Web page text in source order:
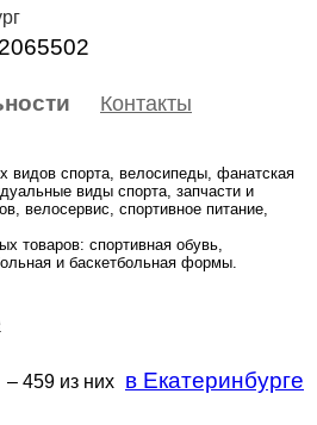
Контакты
видов спорта, велосипеды, фанатская
виды спорта, запчасти и
велосервис, спортивное питание,
товаров: спортивная обувь,
и баскетбольная формы.
– 459 из них в Екатеринбурге